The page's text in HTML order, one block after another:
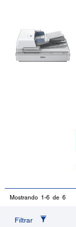
Mostrando 1-6 de 6
Filtrar